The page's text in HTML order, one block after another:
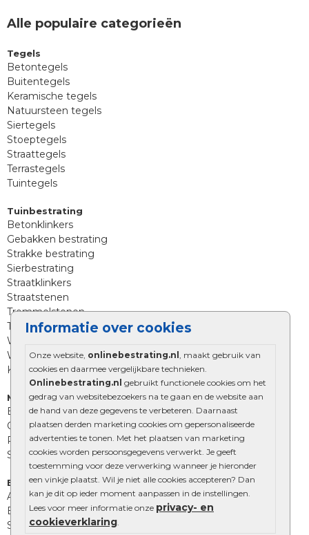
Informatie over cookies
Onze website, onlinebestrating.nl , maakt gebruik van
cookies en daarmee vergelijkbare technieken.
Onlinebestrating.nl gebruikt functionele cookies om het
gedrag van websitebezoekers na te gaan en de website aan
de hand van deze gegevens te verbeteren. Daarnaast
plaatsen derden marketing cookies om gepersonaliseerde
advertenties te tonen. Met het plaatsen van marketing
cookies worden persoonsgegevens verwerkt. Je geeft
toestemming voor deze verwerking wanneer je hieronder
een vinkje plaatst. Wil je niet alle cookies accepteren? Dan
kan je dit op ieder moment aanpassen in de instellingen.
Lees voor meer informatie onze privacy- en
cookieverklaring.
Alle populaire categorieën
Tegels
Betontegels
Buitentegels
Keramische tegels
Natuursteen tegels
Siertegels
Stoeptegels
Straattegels
Terrastegels
Tuintegels
Tuinbestrating
Betonklinkers
Gebakken bestrating
Strakke bestrating
Sierbestrating
Straatklinkers
Straatstenen
Trommelstenen
Tuinstenen
Waalformaat
Wildverband bestrating
Kingstones
Muurelementen
Betonbielzen
Opsluitbanden
Palissades
Stapelblokken
Extra benodigdheden
Afwatering en diversen
Beplantings en betonelementen
Split, grind en zand